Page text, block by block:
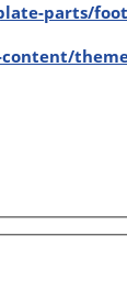
parts/